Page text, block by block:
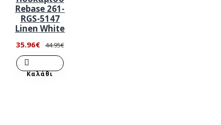
Rebase 261-
RGS-5147
Linen White
35.96€ 44.95€
Καλάθι